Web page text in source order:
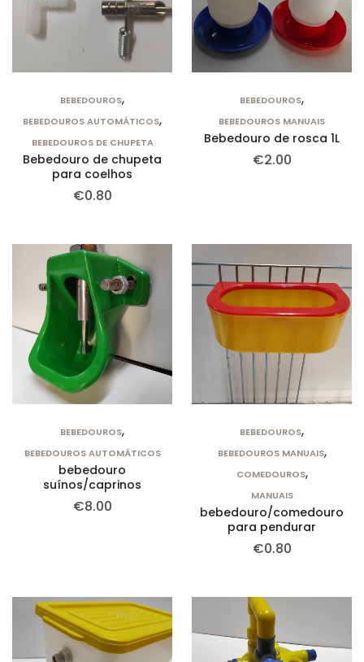
BEBEDOUROS,
BEBEDOUROS AUTOMÁTICOS,
BEBEDOUROS DE CHUPETA
Bebedouro de chupeta
para coelhos
€0.80
BEBEDOUROS,
BEBEDOUROS MANUAIS
Bebedouro de rosca 1L
€2.00
BEBEDOUROS,
BEBEDOUROS AUTOMÁTICOS
bebedouro
suínos/caprinos
€8.00
BEBEDOUROS,
BEBEDOUROS MANUAIS,
COMEDOUROS,
MANUAIS
bebedouro/comedouro
para pendurar
€0.80